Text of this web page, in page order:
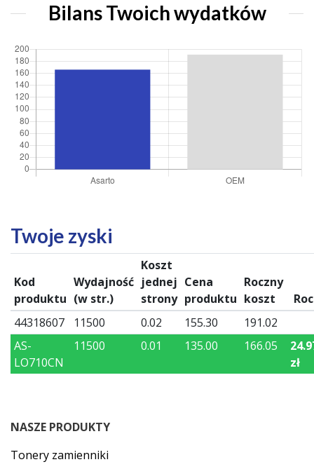
Bilans Twoich wydatków
Twoje zyski
Kod
produktu
Wydajność
(w str.)
Koszt
jednej
strony
Cena
produktu
Roczny
koszt
44318607
11500 0.02 155.30
191.02
AS-
LO710CN
11500 0.01 135.00 166.05
zł
NASZE PRODUKTY
Tonery zamienniki